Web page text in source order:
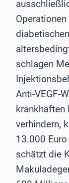
schlagen
Anti-VEGF-
krankhaften
verhindern,
13.000
schätzt die